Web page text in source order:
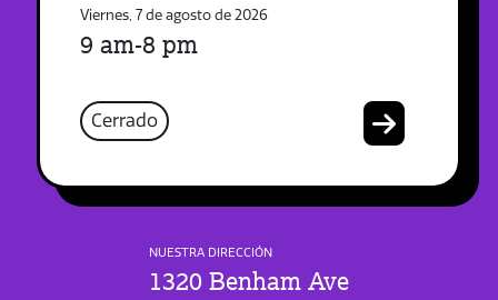
Viernes, 7 de agosto de 2026
9 am-8 pm
Cerrado
NUESTRA DIRECCIÓN
1320 Benham Ave